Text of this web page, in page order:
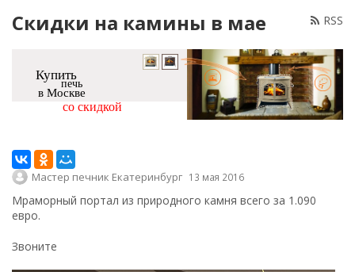
RSS
Скидки на камины в мае
Купить
печь
в Москве
со скидкой
Мастер печник Екатеринбург 13 мая 2016
Мраморный портал из природного камня всего за 1.090
евро.
Звоните